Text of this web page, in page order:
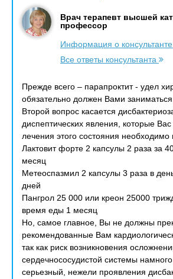
Врач терапевт высшей
профессор
Информация о консультанте
Все ответы консультанта
Прежде всего – парапроктит - удел
обязательно должен Вами заниматься.
Второй вопрос касается
диспептических явления, которые
лечения этого состояния необходимо
Лактовит форте 2 капсулы 2 раза за
месяц
Метеоспазмил 2 капсулы 3 раза в
дней
Пангрол 25 000 или креон 25000
время еды 1 месяц
Но, самое главное, Вы не должны
рекомендованные Вам
так как риск возникновения
сердечнососудистой системы
серьезный, нежели проявления